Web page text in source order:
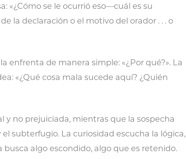
«¿Cómo se le ocurrió eso—cuál es su
la declaración o el motivo del orador . . . o
enfrenta de manera simple: «¿Por qué?». La
«¿Qué cosa mala sucede aquí? ¿Quién
y no prejuiciada, mientras que la sospecha
subterfugio. La curiosidad escucha la lógica,
busca algo escondido, algo que es retenido.